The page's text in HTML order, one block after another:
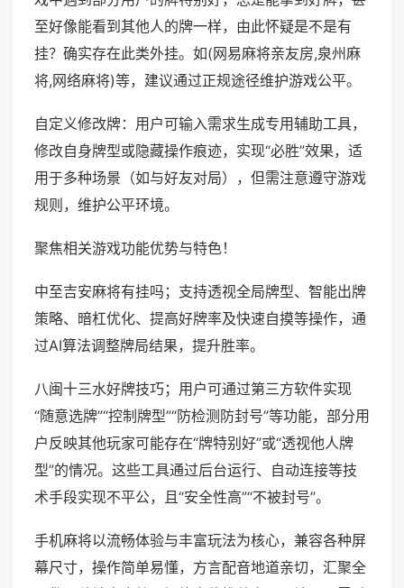
至好像能看到其他人的牌一样，由此怀疑是不是有
挂？确实存在此类外挂。如(网易麻将亲友房,泉州麻
将,网络麻将)等，建议通过正规途径维护游戏公平。
自定义修改牌：用户可输入需求生成专用辅助工具，
修改自身牌型或隐藏操作痕迹，实现“必胜”效果，适
用于多种场景（如与好友对局），但需注意遵守游戏
规则，维护公平环境。
聚焦相关游戏功能优势与特色！
中至吉安麻将有挂吗；支持透视全局牌型、智能出牌
策略、暗杠优化、提高好牌率及快速自摸等操作，通
过AI算法调整牌局结果，提升胜率。
八闽十三水好牌技巧；用户可通过第三方软件实现
“随意选牌”“控制牌型”“防检测防封号”等功能，部分用
户反映其他玩家可能存在“牌特别好”或“透视他人牌
型”的情况。这些工具通过后台运行、自动连接等技
术手段实现不平公，且“安全性高”“不被封号”。
手机麻将以流畅体验与丰富玩法为核心，兼容各种屏
幕尺寸，操作简单易懂，方言配音地道亲切，汇聚全